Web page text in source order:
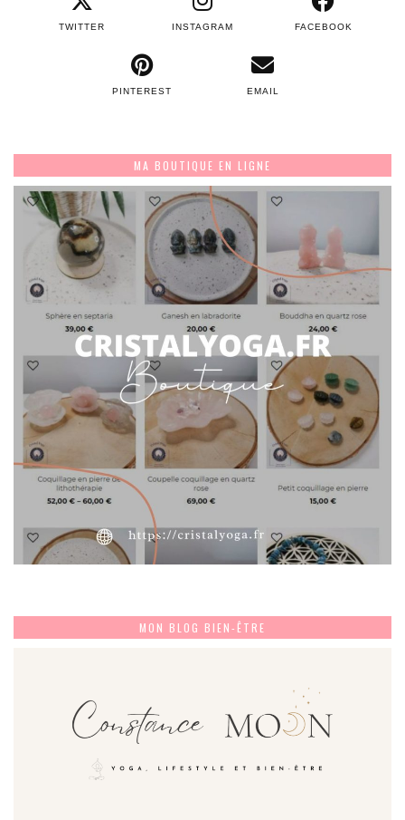
TWITTER INSTAGRAM FACEBOOK
PINTEREST EMAIL
MA BOUTIQUE EN LIGNE
MON BLOG BIEN-ÊTRE